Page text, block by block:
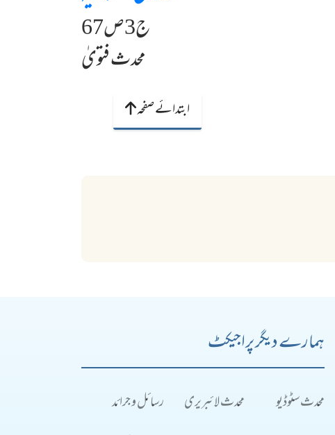
ج3ص67
محدث فتویٰ
ابتدائے صفحہ
ہمارے دیگر پراجیکٹ
محدث سٹوڈیو محدث لائبریری
رسائل و جرائد